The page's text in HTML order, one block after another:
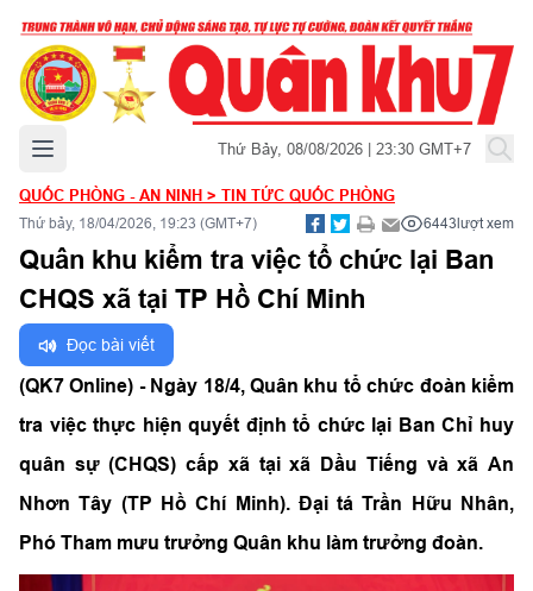
Mở menu chính Thứ Bảy, 08/08/2026 | 23:30 GMT+7
QUỐC PHÒNG - AN NINH > TIN TỨC QUỐC PHÒNG
Thứ bảy, 18/04/2026, 19:23 (GMT+7) 6443lượt xem
Quân khu kiểm tra việc tổ chức lại Ban
CHQS xã tại TP Hồ Chí Minh
Đọc bài viết
(QK7 Online) - Ngày 18/4, Quân khu tổ chức đoàn kiểm
tra việc thực hiện quyết định tổ chức lại Ban Chỉ huy
quân sự (CHQS) cấp xã tại xã Dầu Tiếng và xã An
Nhơn Tây (TP Hồ Chí Minh). Đại tá Trần Hữu Nhân,
Phó Tham mưu trưởng Quân khu làm trưởng đoàn.